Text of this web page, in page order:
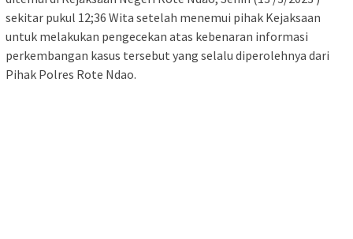
sekitar pukul 12;36 Wita setelah menemui pihak Kejaksaan
untuk melakukan pengecekan atas kebenaran informasi
perkembangan kasus tersebut yang selalu diperolehnya dari
Pihak Polres Rote Ndao.